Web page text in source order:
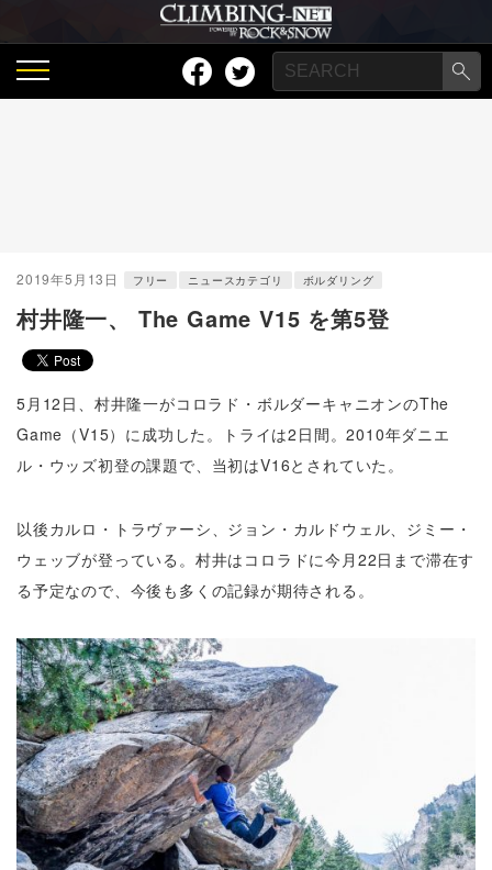
2019年5月13日 フリー ニュースカテゴリ ボルダリング
村井隆一、 The Game V15 を第5登
5月12日、村井隆一がコロラド・ボルダーキャニオンのThe
Game（V15）に成功した。トライは2日間。2010年ダニエ
ル・ウッズ初登の課題で、当初はV16とされていた。
以後カルロ・トラヴァーシ、ジョン・カルドウェル、ジミー・
ウェッブが登っている。村井はコロラドに今月22日まで滞在す
る予定なので、今後も多くの記録が期待される。